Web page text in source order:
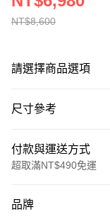
NT$8,600
請選擇商品選項
尺寸參考
付款與運送方式
超取滿NT$490免運
信用卡一次付款
品牌